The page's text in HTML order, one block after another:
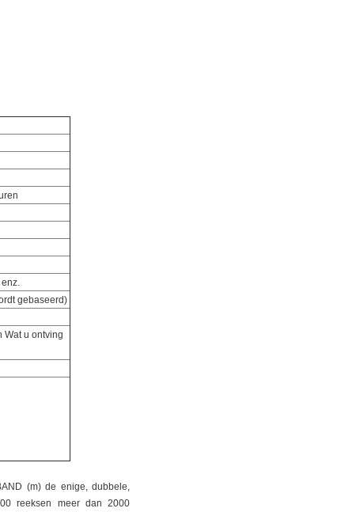
gebaseerd)
Wat u ontving
(m) de enige, dubbele,
reeksen meer dan 2000